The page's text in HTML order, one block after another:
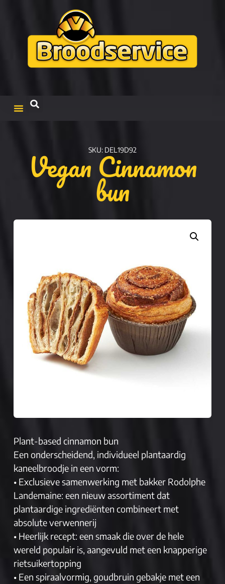
SKU: DEL19D92
Vegan Cinnamon
bun
Plant-based cinnamon bun
Een onderscheidend, individueel plantaardig
kaneelbroodje in een vorm:
• Exclusieve samenwerking met bakker Rodolphe
Landemaine: een nieuw assortiment dat
plantaardige ingrediënten combineert met
absolute verwennerij
• Heerlijk recept: een smaak die over de hele
wereld populair is, aangevuld met een knapperige
rietsuikertopping
• Een spiraalvormig, goudbruin gebakje met een